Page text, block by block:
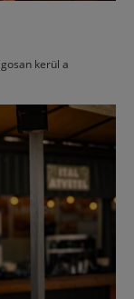
kerül a